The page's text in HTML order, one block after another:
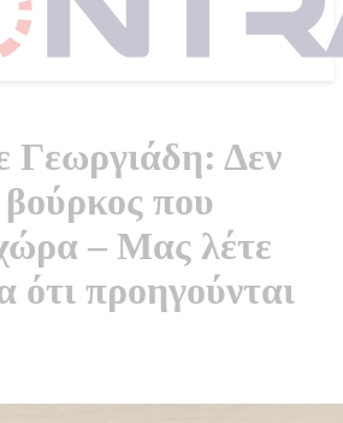
Γεωργιάδη: Δεν
βούρκος που
– Μας λέτε
ότι προηγούνται